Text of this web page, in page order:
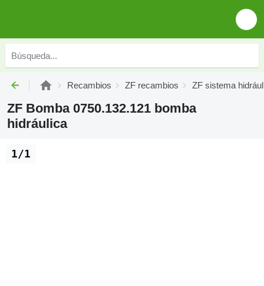
Recambios ZF recambios ZF sistema
ZF Bomba 0750.132.121 bomba
hidráulica
1/1